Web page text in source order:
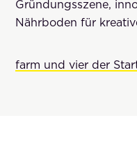
Gründungsszene,
Nährboden für
farm und vier der